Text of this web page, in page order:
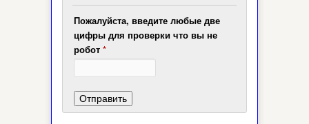
Пожалуйста, введите любые две
цифры для проверки что вы не
робот*